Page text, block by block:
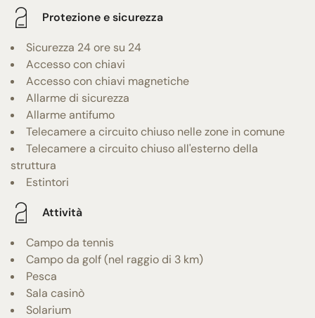
Protezione e sicurezza
Sicurezza 24 ore su 24
Accesso con chiavi
Accesso con chiavi magnetiche
Allarme di sicurezza
Allarme antifumo
Telecamere a circuito chiuso nelle zone in comune
Telecamere a circuito chiuso all'esterno della
struttura
Estintori
Attività
Campo da tennis
Campo da golf (nel raggio di 3 km)
Pesca
Sala casinò
Solarium